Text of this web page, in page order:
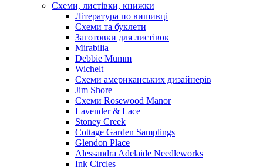
Схеми, листівки, книжки
Література по вишивці
Схеми та буклети
Заготовки для листівок
Mirabilia
Debbie Mumm
Wichelt
Схеми американських дизайнерів
Jim Shore
Cхеми Rosewood Manor
Lavender & Lace
Stoney Creek
Cottage Garden Samplings
Glendon Place
Alessandra Adelaide Needleworks
Ink Circles